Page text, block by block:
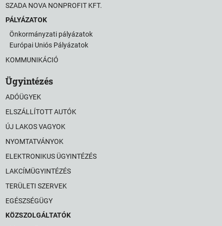
SZADA NOVA NONPROFIT KFT.
PÁLYÁZATOK
Önkormányzati pályázatok
Európai Uniós Pályázatok
KOMMUNIKÁCIÓ
Ügyintézés
ADÓÜGYEK
ELSZÁLLÍTOTT AUTÓK
ÚJ LAKOS VAGYOK
NYOMTATVÁNYOK
ELEKTRONIKUS ÜGYINTÉZÉS
LAKCÍMÜGYINTÉZÉS
TERÜLETI SZERVEK
EGÉSZSÉGÜGY
KÖZSZOLGÁLTATÓK